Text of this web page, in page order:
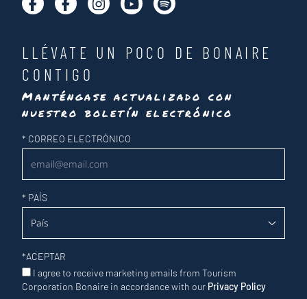
LLÉVATE UN POCO DE BONAIRE
CONTIGO
Manténgase actualizado con
nuestro boletín electrónico
Newsletter
* CORREO ELECTRÓNICO
* PAÍS
*ACEPTAR
I agree to receive marketing emails from Tourism
Corporation Bonaire in accordance with our Privacy Policy